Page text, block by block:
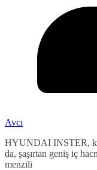
Avcı
HYUNDAI INSTER,
da, şaşırtan geniş iç
menzili